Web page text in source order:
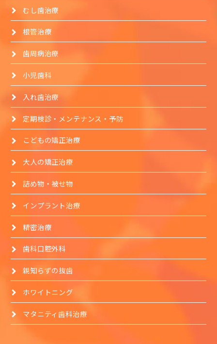
むし歯治療
根管治療
歯周病治療
小児歯科
入れ歯治療
定期検診・メンテナンス・予防
こどもの矯正治療
大人の矯正治療
詰め物・被せ物
インプラント治療
精密治療
歯科口腔外科
親知らずの抜歯
ホワイトニング
マタニティ歯科治療